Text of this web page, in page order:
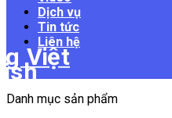
Dịch vụ
Tin tức
Liên hệ
Danh mục sản phẩm